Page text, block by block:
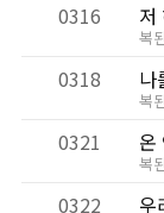
0316 저
복
0318 나
복
0321 온
복
0322 우